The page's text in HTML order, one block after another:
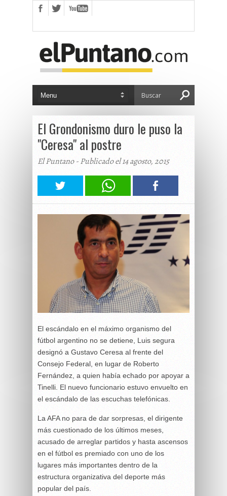
El Grondonismo duro le puso la
"Ceresa" al postre
El Puntano - Publicado el 14 agosto, 2015
El escándalo en el máximo organismo del
fútbol argentino no se detiene, Luis segura
designó a Gustavo Ceresa al frente del
Consejo Federal, en lugar de Roberto
Fernández, a quien había echado por apoyar a
Tinelli. El nuevo funcionario estuvo envuelto en
el escándalo de las escuchas telefónicas.
La AFA no para de dar sorpresas, el dirigente
más cuestionado de los últimos meses,
acusado de arreglar partidos y hasta ascensos
en el fútbol es premiado con uno de los
lugares más importantes dentro de la
estructura organizativa del deporte más
popular del país.